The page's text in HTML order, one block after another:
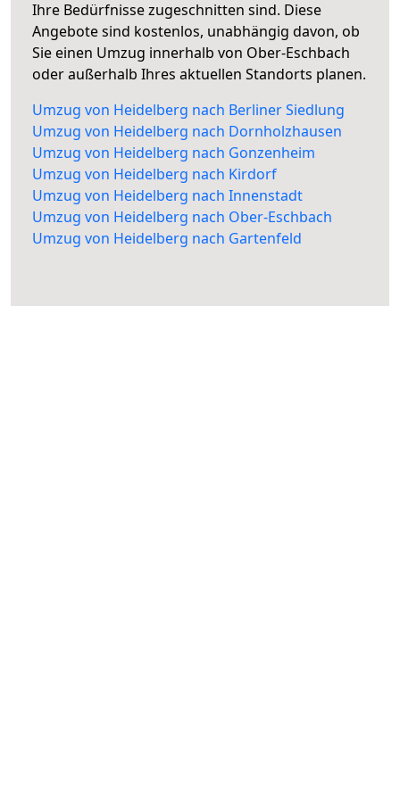
Ihre Bedürfnisse zugeschnitten sind. Diese
Angebote sind kostenlos, unabhängig davon, ob
Sie einen Umzug innerhalb von Ober-Eschbach
oder außerhalb Ihres aktuellen Standorts planen.
Umzug von Heidelberg nach Berliner Siedlung
Umzug von Heidelberg nach Dornholzhausen
Umzug von Heidelberg nach Gonzenheim
Umzug von Heidelberg nach Kirdorf
Umzug von Heidelberg nach Innenstadt
Umzug von Heidelberg nach Ober-Eschbach
Umzug von Heidelberg nach Gartenfeld